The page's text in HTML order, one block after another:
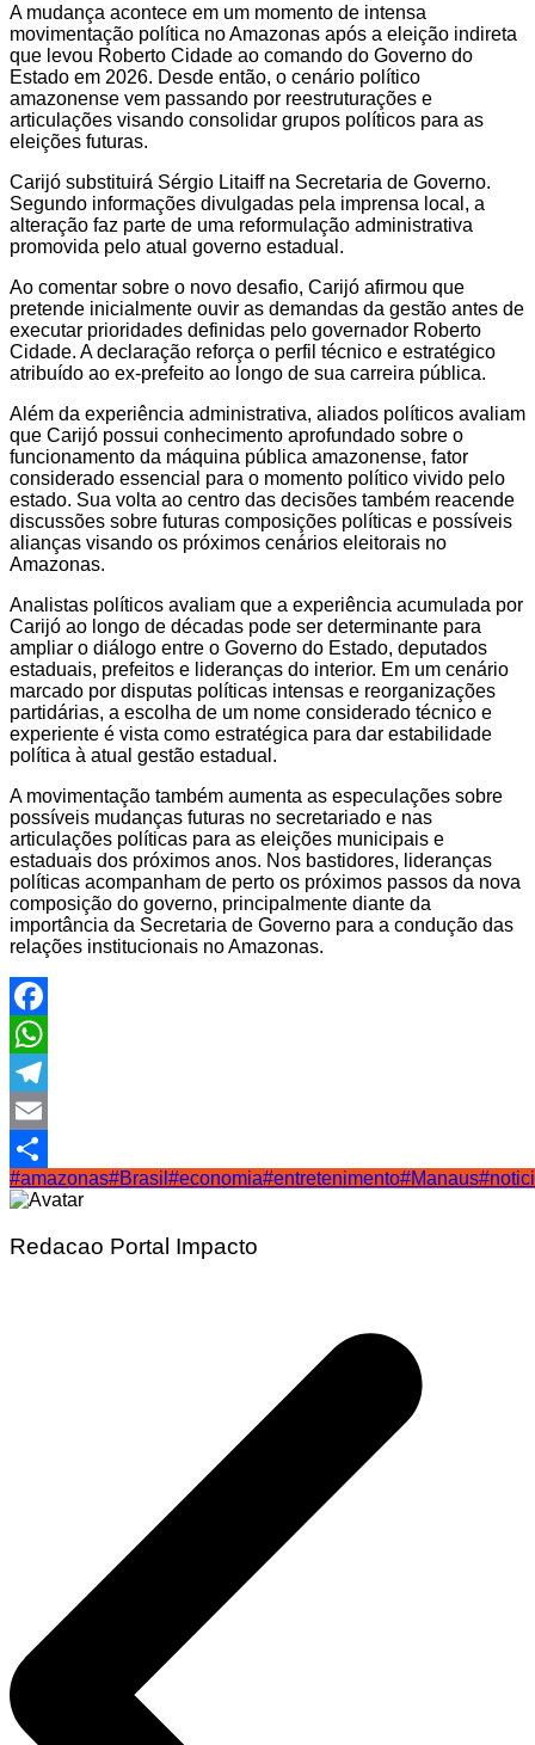
A mudança acontece em um momento de intensa
movimentação política no Amazonas após a eleição indireta
que levou Roberto Cidade ao comando do Governo do
Estado em 2026. Desde então, o cenário político
amazonense vem passando por reestruturações e
articulações visando consolidar grupos políticos para as
eleições futuras.
Carijó substituirá Sérgio Litaiff na Secretaria de Governo.
Segundo informações divulgadas pela imprensa local, a
alteração faz parte de uma reformulação administrativa
promovida pelo atual governo estadual.
Ao comentar sobre o novo desafio, Carijó afirmou que
pretende inicialmente ouvir as demandas da gestão antes de
executar prioridades definidas pelo governador Roberto
Cidade. A declaração reforça o perfil técnico e estratégico
atribuído ao ex-prefeito ao longo de sua carreira pública.
Além da experiência administrativa, aliados políticos avaliam
que Carijó possui conhecimento aprofundado sobre o
funcionamento da máquina pública amazonense, fator
considerado essencial para o momento político vivido pelo
estado. Sua volta ao centro das decisões também reacende
discussões sobre futuras composições políticas e possíveis
alianças visando os próximos cenários eleitorais no
Amazonas.
Analistas políticos avaliam que a experiência acumulada por
Carijó ao longo de décadas pode ser determinante para
ampliar o diálogo entre o Governo do Estado, deputados
estaduais, prefeitos e lideranças do interior. Em um cenário
marcado por disputas políticas intensas e reorganizações
partidárias, a escolha de um nome considerado técnico e
experiente é vista como estratégica para dar estabilidade
política à atual gestão estadual.
A movimentação também aumenta as especulações sobre
possíveis mudanças futuras no secretariado e nas
articulações políticas para as eleições municipais e
estaduais dos próximos anos. Nos bastidores, lideranças
políticas acompanham de perto os próximos passos da nova
composição do governo, principalmente diante da
importância da Secretaria de Governo para a condução das
relações institucionais no Amazonas.
Facebook
WhatsApp
Telegram
Email
Share
#amazonas#Brasil #economia#entretenimento#Manaus
Redacao Portal Impacto